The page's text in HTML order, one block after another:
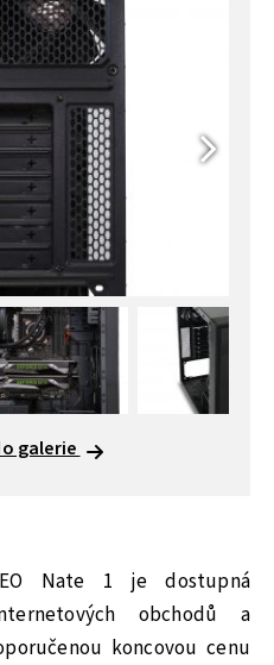
galerie
Nate 1 je dostupná
obchodů a
koncovou cenu